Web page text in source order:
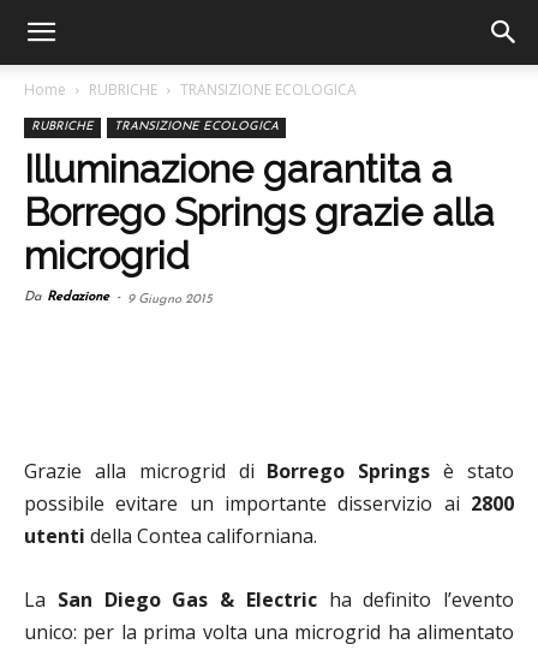
Home RUBRICHE TRANSIZIONE ECOLOGICA
RUBRICHE TRANSIZIONE ECOLOGICA
Illuminazione garantita a
Borrego Springs grazie alla
microgrid
Da Redazione - 9 Giugno 2015
Grazie alla microgrid di Borrego Springs è stato
possibile evitare un importante disservizio ai 2800
utenti della Contea californiana.
La San Diego Gas & Electricha definito l’evento
unico: per la prima volta una microgrid ha alimentato